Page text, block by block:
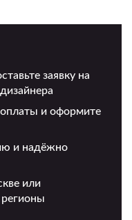
заявку на
и оформите
и надёжно
или